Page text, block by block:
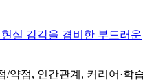
실 감각을 겸비한 부드러운
/약점, 인간관계, 커리어·학